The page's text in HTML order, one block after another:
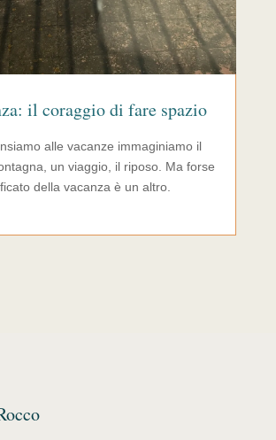
il coraggio di fare spazio
alle vacanze immaginiamo il
un viaggio, il riposo. Ma forse
della vacanza è un altro.